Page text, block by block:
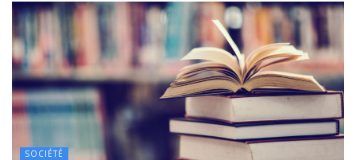
SOCIÉTÉ